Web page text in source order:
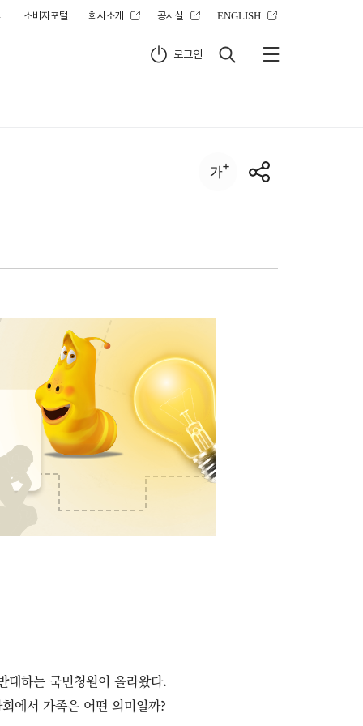
소비자포털 회사소개 공시실 ENGLISH
로그인
대하는 국민청원이 올라왔다.
에서 가족은 어떤 의미일까?